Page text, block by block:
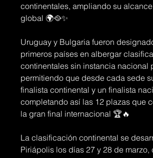
continentales, ampliando su
global 🌍🥘✨
Uruguay y Bulgaria fueron
primeros países en albergar
continentales sin instancia nacional
permitiendo que desde cada sede
finalista continental y un finalista
completando así las 12 plazas que
la gran final internacional 🏆🔥
La clasificación continental se
Piriápolis los días 27 y 28 de